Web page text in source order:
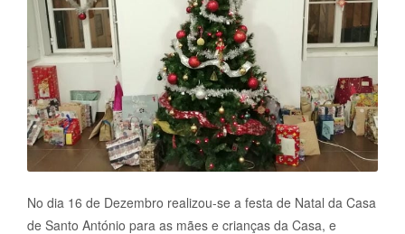
No dia 16 de Dezembro realizou-se a festa de Natal da Casa
de Santo António para as mães e crianças da Casa, e